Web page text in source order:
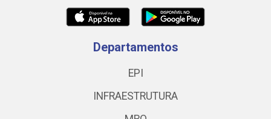
Departamentos
EPI
INFRAESTRUTURA